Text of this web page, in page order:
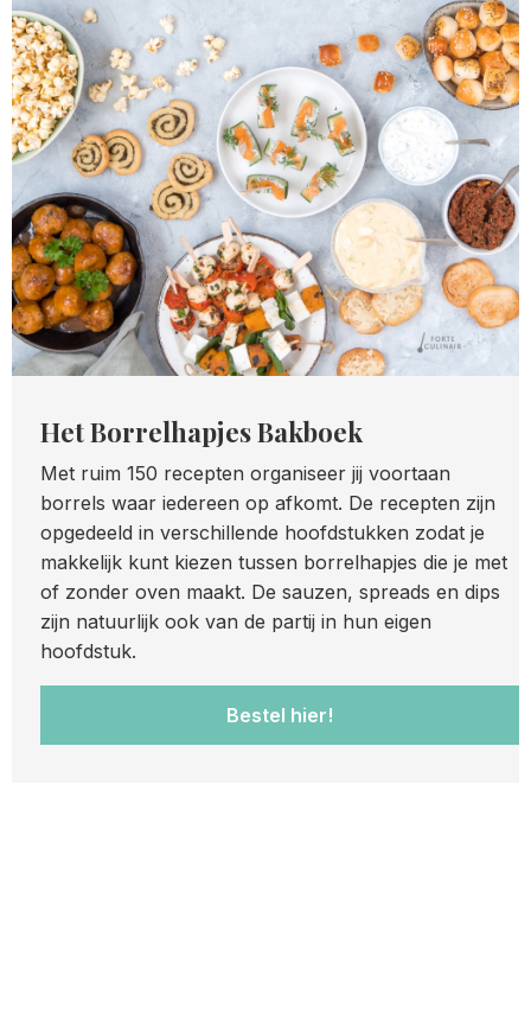
Het Borrelhapjes Bakboek
Met ruim 150 recepten organiseer jij voortaan
borrels waar iedereen op afkomt. De recepten zijn
opgedeeld in verschillende hoofdstukken zodat je
makkelijk kunt kiezen tussen borrelhapjes die je met
of zonder oven maakt. De sauzen, spreads en dips
zijn natuurlijk ook van de partij in hun eigen
hoofdstuk.
Bestel hier!